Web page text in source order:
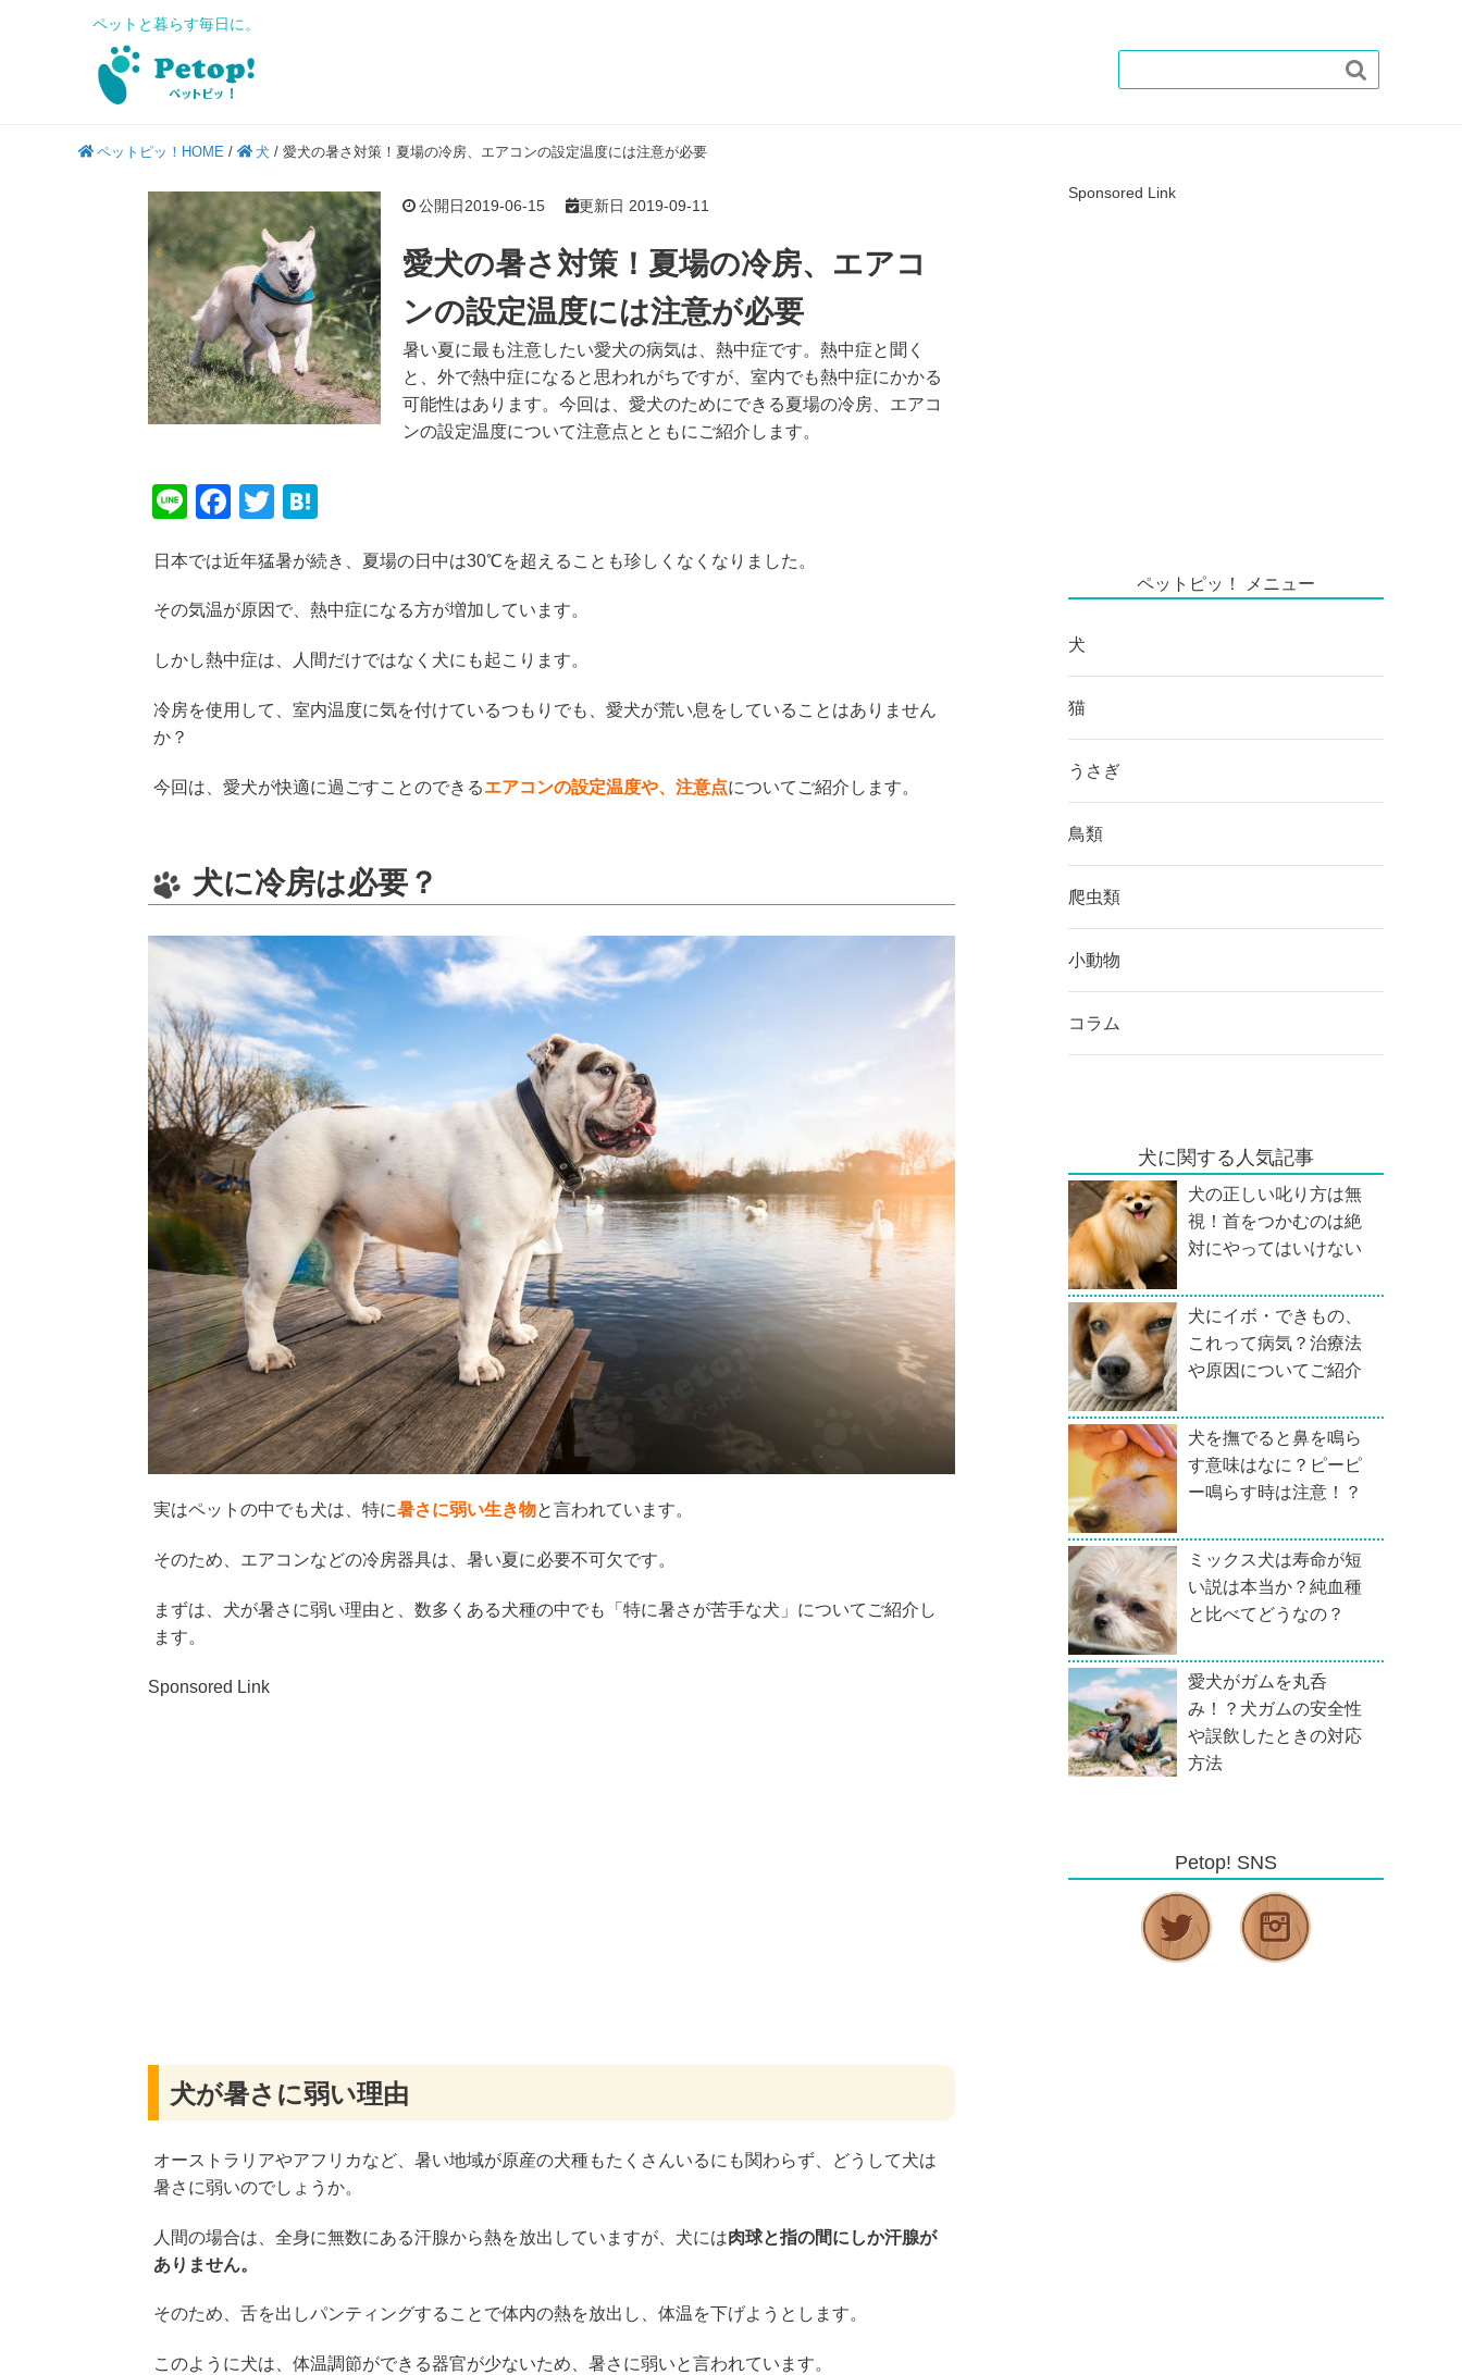
ペットと暮らす毎日に。

ペットピッ！HOME / 犬 / 愛犬の暑さ対策！夏場の冷房、エアコンの設定温度には注意が必要
公開日2019-06-15 更新日 2019-09-11
愛犬の暑さ対策！夏場の冷房、エアコ
ンの設定温度には注意が必要
暑い夏に最も注意したい愛犬の病気は、熱中症です。熱中症と聞く
と、外で熱中症になると思われがちですが、室内でも熱中症にかかる
可能性はあります。今回は、愛犬のためにできる夏場の冷房、エアコ
ンの設定温度について注意点とともにご紹介します。
Li
e
F
c
e
b
o
o
T
tt
er
e
n
日本では近年猛暑が続き、夏場の日中は30℃を超えることも珍しくなくなりました。
その気温が原因で、熱中症になる方が増加しています。
しかし熱中症は、人間だけではなく犬にも起こります。
冷房を使用して、室内温度に気を付けているつもりでも、愛犬が荒い息をしていることはありません
か？
今回は、愛犬が快適に過ごすことのできるエアコンの設定温度や、注意点についてご紹介します。
犬に冷房は必要？
実はペットの中でも犬は、特に暑さに弱い生き物と言われています。
そのため、エアコンなどの冷房器具は、暑い夏に必要不可欠です。
まずは、犬が暑さに弱い理由と、数多くある犬種の中でも「特に暑さが苦手な犬」についてご紹介し
ます。
Sponsored Link
犬が暑さに弱い理由
オーストラリアやアフリカなど、暑い地域が原産の犬種もたくさんいるにも関わらず、どうして犬は
暑さに弱いのでしょうか。
人間の場合は、全身に無数にある汗腺から熱を放出していますが、犬には肉球と指の間にしか汗腺が
ありません。
そのため、舌を出しパンティングすることで体内の熱を放出し、体温を下げようとします。
このように犬は、体温調節ができる器官が少ないため、暑さに弱いと言われています。
Sponsored Link
ペットピッ！ メニュー
犬
猫
うさぎ
鳥類
爬虫類
小動物
コラム
犬に関する人気記事
犬の正しい叱り方は無
視！首をつかむのは絶
対にやってはいけない
犬にイボ・できもの、
これって病気？治療法
や原因についてご紹介
犬を撫でると鼻を鳴ら
す意味はなに？ピーピ
ー鳴らす時は注意！？
ミックス犬は寿命が短
い説は本当か？純血種
と比べてどうなの？
愛犬がガムを丸呑
み！？犬ガムの安全性
や誤飲したときの対応
方法
Petop! SNS